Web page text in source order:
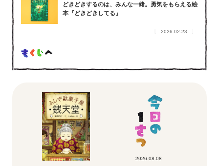
どきどきするのは、みんな一緒。勇気をもらえる絵
本『どきどきしてる』
2026.02.23
2026.08.08